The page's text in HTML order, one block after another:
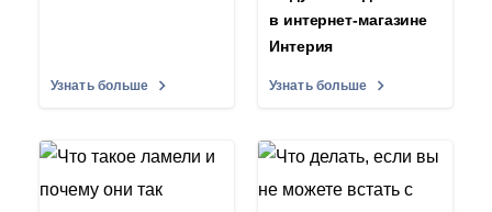
Узнать больше
в интернет-магазине
Интерия
Узнать больше